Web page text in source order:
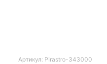
Артикул: Pirastro-343000